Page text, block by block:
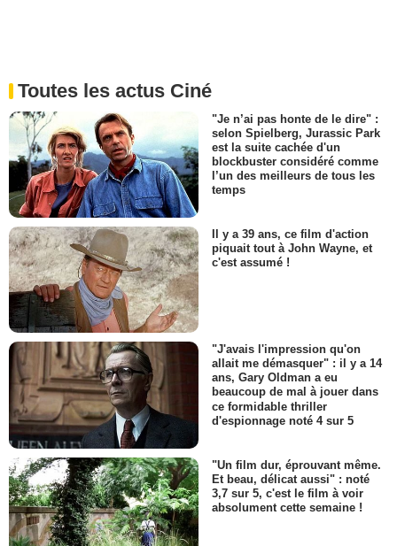
Toutes les actus Ciné
"Je n’ai pas honte de le dire" :
selon Spielberg, Jurassic Park
est la suite cachée d'un
blockbuster considéré comme
l’un des meilleurs de tous les
temps
Il y a 39 ans, ce film d'action
piquait tout à John Wayne, et
c'est assumé !
"J'avais l'impression qu'on
allait me démasquer" : il y a 14
ans, Gary Oldman a eu
beaucoup de mal à jouer dans
ce formidable thriller
d'espionnage noté 4 sur 5
"Un film dur, éprouvant même.
Et beau, délicat aussi" : noté
3,7 sur 5, c'est le film à voir
absolument cette semaine !